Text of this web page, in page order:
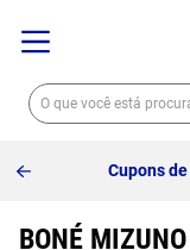
Cupons
BONÉ